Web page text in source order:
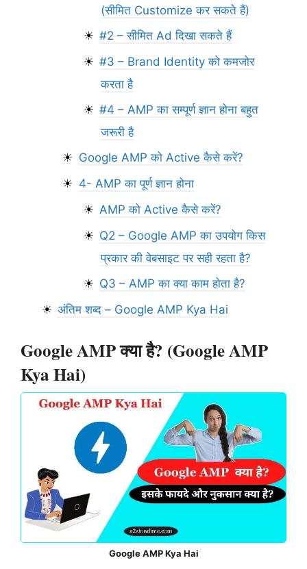
(सीमित Customize कर सकते हैं)
#2 – सीमित Ad दिखा सकते हैं
#3 – Brand Identity को कमजोर
करता है
#4 – AMP का सम्पूर्ण ज्ञान होना बहुत
जरूरी है
Google AMP को Active कैसे करें?
4- AMP का पूर्ण ज्ञान होना
AMP को Active कैसे करें?
Q2 – Google AMP का उपयोग किस
प्रकार की वेबसाइट पर सही रहता है?
Q3 – AMP का क्या काम होता है?
अंतिम शब्द – Google AMP Kya Hai
Google AMP क्या है? (Google AMP
Kya Hai)
Google AMP Kya Hai